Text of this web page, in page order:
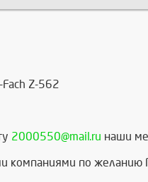
Z-562
2000550@mail.ru наши
компаниями по желанию